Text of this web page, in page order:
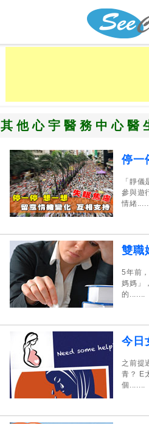
其他心宇醫務中心醫
停一
「靜
參與遊
情緒
雙職
5年前
媽媽」
的.......
今日
之前提
青？ E
個.......